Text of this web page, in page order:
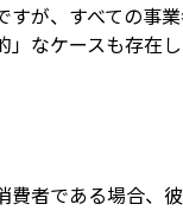
が、すべての事
なケースも存在
者である場合、